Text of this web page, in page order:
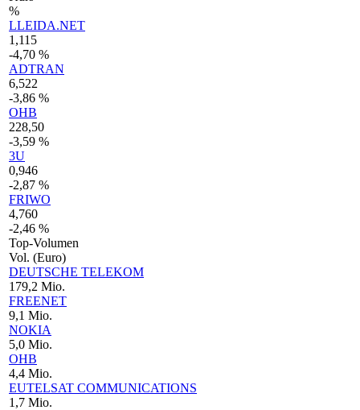
%
LLEIDA.NET
1,115
-4,70 %
ADTRAN
6,522
-3,86 %
OHB
228,50
-3,59 %
3U
0,946
-2,87 %
FRIWO
4,760
-2,46 %
Top-Volumen
Vol. (Euro)
DEUTSCHE TELEKOM
179,2 Mio.
FREENET
9,1 Mio.
NOKIA
5,0 Mio.
OHB
4,4 Mio.
EUTELSAT COMMUNICATIONS
1,7 Mio.